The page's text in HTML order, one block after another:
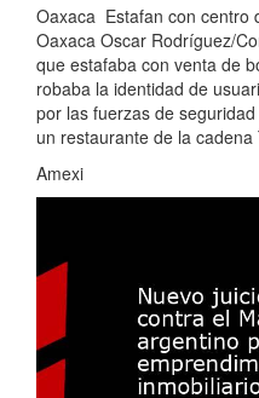
Oaxaca Estafan con centro
Oaxaca Oscar Rodríguez/
que estafaba con venta de
robaba la identidad de
por las fuerzas de
un restaurante de la
Amexi